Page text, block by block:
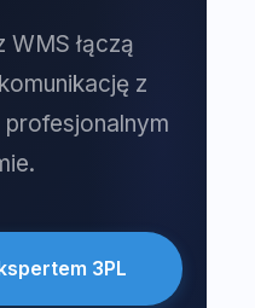
WMS łączą
z
3PL